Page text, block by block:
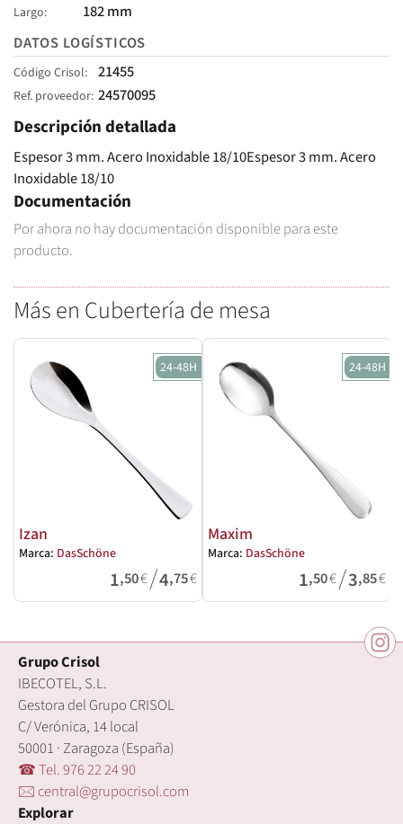
Largo
182 mm
DATOS LOGÍSTICOS
Código Crisol 21455
Ref. proveedor 24570095
Descripción detallada
Espesor 3 mm. Acero Inoxidable 18/10Espesor 3 mm. Acero
Inoxidable 18/10
Documentación
Por ahora no hay documentación disponible para este
producto.
Más en Cubertería de mesa
24-48H
Izan
Marca: DasSchöne
1,50€/4,75€
24-48H
Maxim
Marca: DasSchöne
1,50€/3,85€
Grupo Crisol
IBECOTEL, S.L.
Gestora del Grupo CRISOL
C/ Verónica, 14 local
50001 · Zaragoza (España)
☎ Tel. 976 22 24 90
🖂 central@grupocrisol.com
Explorar